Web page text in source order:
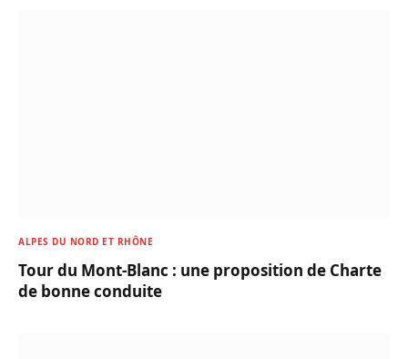
ALPES DU NORD ET RHÔNE
Tour du Mont-Blanc : une proposition de Charte
de bonne conduite